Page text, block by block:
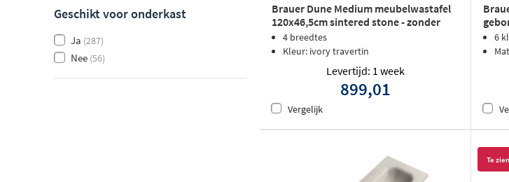
Geschikt voor onderkast
Ja (287)
Nee (56)
Brauer Dune Medium meubelwastafel
120x46,5cm sintered stone - zonder
kraangat - ivory travertin
4 breedtes
Kleur: ivory travertin
Levertijd: 1 week
899,01
Vergelijk
6
Te